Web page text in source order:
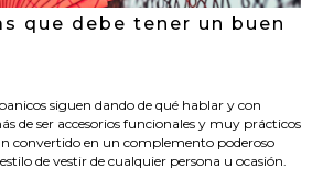
que debe tener un buen
siguen dando de qué hablar y con
de ser accesorios funcionales y muy prácticos
convertido en un complemento poderoso
de vestir de cualquier persona u ocasión.